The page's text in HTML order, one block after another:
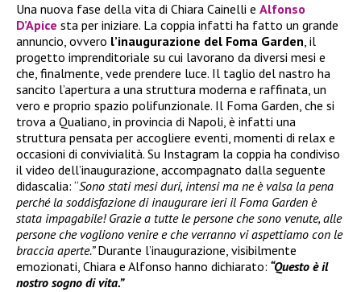
Una nuova fase della vita di Chiara Cainelli e Alfonso
D’Apice sta per iniziare. La coppia infatti ha fatto un grande
annuncio, ovvero l’inaugurazione del Foma Garden, il
progetto imprenditoriale su cui lavorano da diversi mesi e
che, finalmente, vede prendere luce. Il taglio del nastro ha
sancito l’apertura a una struttura moderna e raffinata, un
vero e proprio spazio polifunzionale. Il Foma Garden, che si
trova a Qualiano, in provincia di Napoli, è infatti una
struttura pensata per accogliere eventi, momenti di relax e
occasioni di convivialità. Su Instagram la coppia ha condiviso
il video dell’inaugurazione, accompagnato dalla seguente
didascalia: “Sono stati mesi duri, intensi ma ne è valsa la pena
perché la soddisfazione di inaugurare ieri il Foma Garden è
stata impagabile! Grazie a tutte le persone che sono venute, alle
persone che vogliono venire e che verranno vi aspettiamo con le
braccia aperte.”Durante l’inaugurazione, visibilmente
emozionati, Chiara e Alfonso hanno dichiarato: “Questo è il
nostro sogno di vita.”